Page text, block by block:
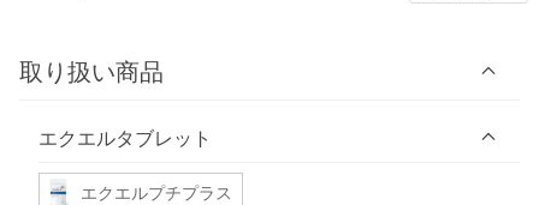
取り扱い商品
エクエルタブレット
エクエルプチプラス